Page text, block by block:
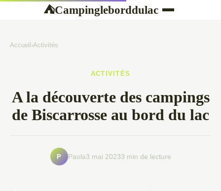
⛺Campingleborddulac
Accueil ›Activités
ACTIVITÉS
A la découverte des campings
de Biscarrosse au bord du lac
P Paola3 mai 20233 min de lecture